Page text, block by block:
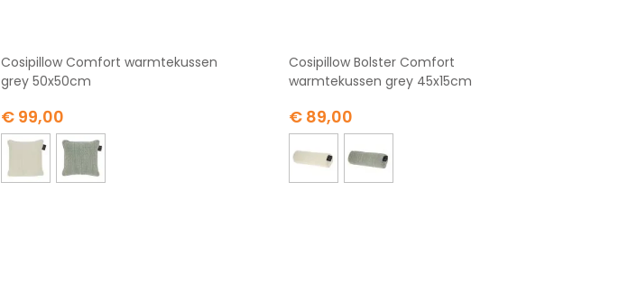
Cosipillow Comfort warmtekussen
grey 50x50cm
€ 99,00
Cosipillow Bolster Comfort
warmtekussen grey 45x15cm
€ 89,00